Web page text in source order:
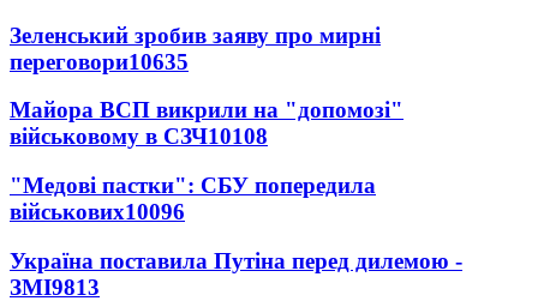
Зеленський зробив заяву про мирні
переговори10635
Майора ВСП викрили на "допомозі"
військовому в СЗЧ10108
"Медові пастки": СБУ попередила
військових10096
Україна поставила Путіна перед дилемою -
ЗМІ9813